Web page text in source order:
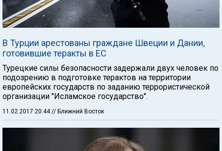
В Турции арестованы граждане Швеции и Дании,
готовившие теракты в ЕС
Турецкие силы безопасности задержали двух человек по
подозрению в подготовке терактов на территории
европейских государств по заданию террористической
организации "Исламское государство".
11.02.2017 20:44// Ближний Восток